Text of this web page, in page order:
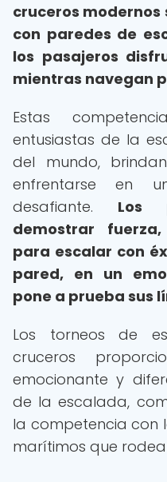
cruceros
con paredes de
los pasajeros
mientras navegan
Estas
entusiastas de la
del mundo,
enfrentarse en
desafiante. Los
demostrar
para escalar con
pared, en un
pone a prueba sus
Los torneos de
cruceros
emocionante y
de la escalada,
la competencia con
marítimos que